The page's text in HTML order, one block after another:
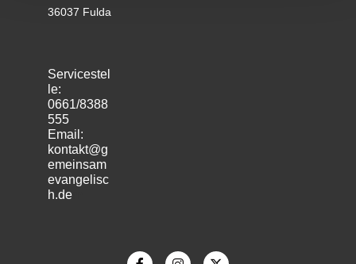
36037 Fulda
Servicestel
le:
0661/8388
555
Email:
kontakt@g
emeinsam
evangelisc
h.de